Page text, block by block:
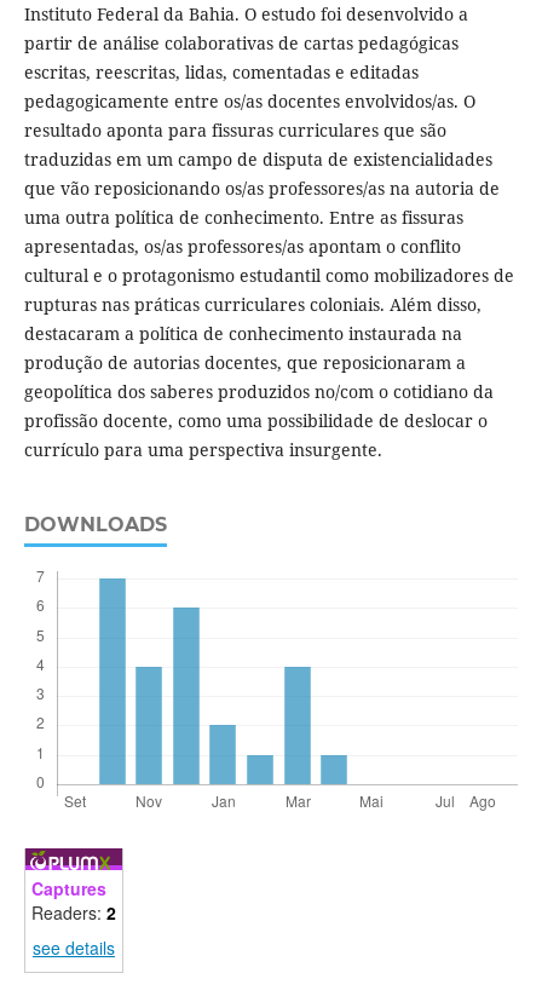
Instituto Federal da Bahia. O estudo foi desenvolvido a
partir de análise colaborativas de cartas pedagógicas
escritas, reescritas, lidas, comentadas e editadas
pedagogicamente entre os/as docentes envolvidos/as. O
resultado aponta para fissuras curriculares que são
traduzidas em um campo de disputa de existencialidades
que vão reposicionando os/as professores/as na autoria de
uma outra política de conhecimento. Entre as fissuras
apresentadas, os/as professores/as apontam o conflito
cultural e o protagonismo estudantil como mobilizadores de
rupturas nas práticas curriculares coloniais. Além disso,
destacaram a política de conhecimento instaurada na
produção de autorias docentes, que reposicionaram a
geopolítica dos saberes produzidos no/com o cotidiano da
profissão docente, como uma possibilidade de deslocar o
currículo para uma perspectiva insurgente.
DOWNLOADS
Captures
Readers: 2
see details